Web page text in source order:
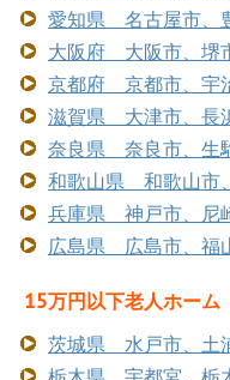
愛知県 名古屋市、
大阪府 大阪市、堺
京都府 京都市、宇
滋賀県 大津市、長
奈良県 奈良市、生
和歌山県 和歌山市
兵庫県 神戸市、尼
広島県 広島市、福
15万円以下老人ホーム
茨城県 水戸市、土